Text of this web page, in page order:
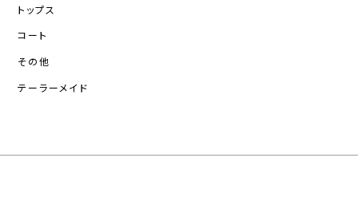
トップス
コート
その他
テーラーメイド